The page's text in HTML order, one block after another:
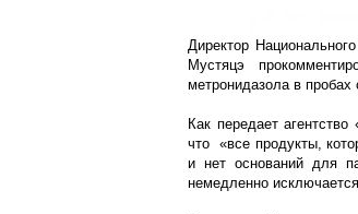
Директор
Мустяцэ
метронидазола в
Как передает
что «все продукты,
и нет оснований для
немедленно